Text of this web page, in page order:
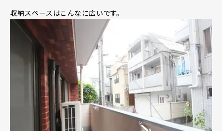
収納スペースはこんなに広いです。